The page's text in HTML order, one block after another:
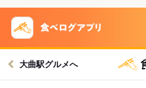
大曲駅グルメへ